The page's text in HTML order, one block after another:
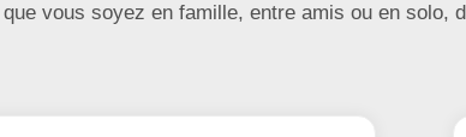
vous soyez en famille, entre amis ou en solo,